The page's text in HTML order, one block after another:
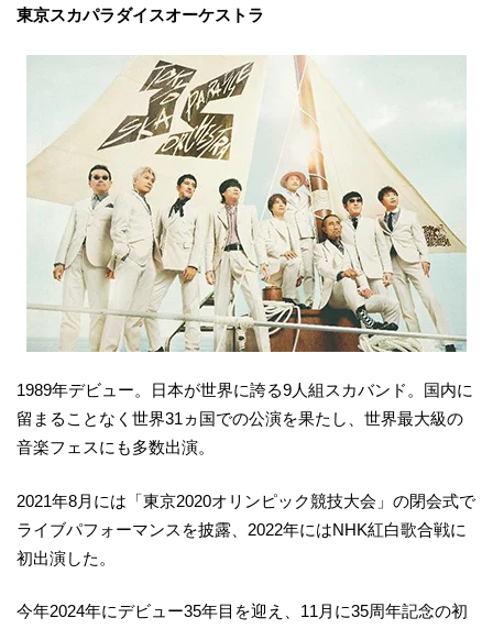
東京スカパラダイスオーケストラ
1989年デビュー。日本が世界に誇る9人組スカバンド。国内に
留まることなく世界31ヵ国での公演を果たし、世界最大級の
音楽フェスにも多数出演。
2021年8月には「東京2020オリンピック競技大会」の閉会式で
ライブパフォーマンスを披露、2022年にはNHK紅白歌合戦に
初出演した。
今年2024年にデビュー35年目を迎え、11月に35周年記念の初